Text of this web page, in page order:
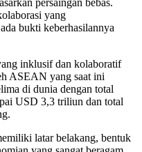
yang
bukti keberhasilannya
inklusif dan kolaboratif
ASEAN yang saat ini
di dunia dengan total
USD 3,3 triliun dan total
latar belakang, bentuk